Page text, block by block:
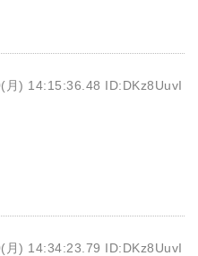
月) 14:15:36.48 ID:DKz8UuvI
月) 14:34:23.79 ID:DKz8UuvI